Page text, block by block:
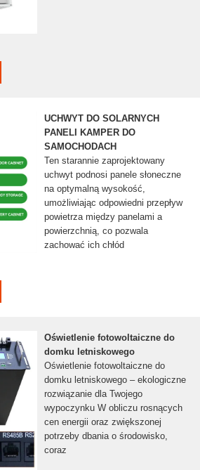
UCHWYT DO SOLARNYCH
PANELI KAMPER DO
SAMOCHODACH
Ten starannie zaprojektowany
uchwyt podnosi panele słoneczne
na optymalną wysokość,
umożliwiając odpowiedni przepływ
powietrza między panelami a
powierzchnią, co pozwala
zachować ich chłód
Oświetlenie fotowoltaiczne do
domku letniskowego
Oświetlenie fotowoltaiczne do
domku letniskowego – ekologiczne
rozwiązanie dla Twojego
wypoczynku W obliczu rosnących
cen energii oraz zwiększonej
potrzeby dbania o środowisko,
coraz